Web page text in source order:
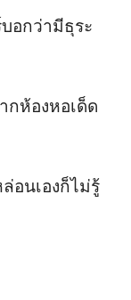
อกว่ามีธุระ
กห้องหอเด็ด
อนเองก็ไม่รู้